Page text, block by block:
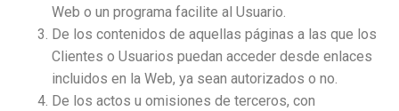
Web o un programa facilite al Usuario.
De los contenidos de aquellas páginas a las que los
Clientes o Usuarios puedan acceder desde enlaces
incluidos en la Web, ya sean autorizados o no.
De los actos u omisiones de terceros, con